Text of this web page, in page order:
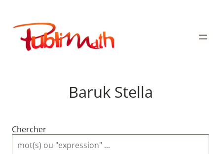
contenu
Publimath
Baruk Stella
Chercher